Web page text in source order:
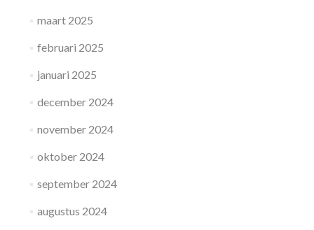
maart 2025
februari 2025
januari 2025
december 2024
november 2024
oktober 2024
september 2024
augustus 2024